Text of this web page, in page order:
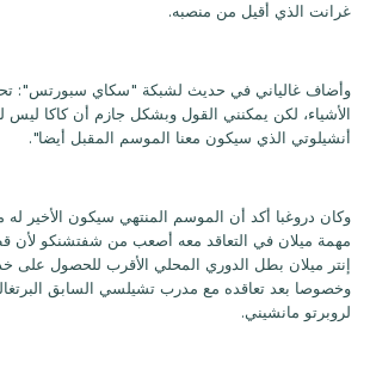
غرانت الذي أقيل من منصبه.
وأضاف غالياني في حديث لشبكة "سكاي سبورتس":
الأشياء، لكن يمكنني القول وبشكل جازم أن كاكا ليس
أنشيلوتي الذي سيكون معنا الموسم المقبل أيضا".
وكان دروغبا أكد أن الموسم المنتهي سيكون الأخير له
مهمة ميلان في التعاقد معه أصعب من شفتشنكو لأن
إنتر ميلان بطل الدوري المحلي الأقرب للحصول على
وخصوصا بعد تعاقده مع مدرب تشيلسي السابق
لروبرتو مانشيني.